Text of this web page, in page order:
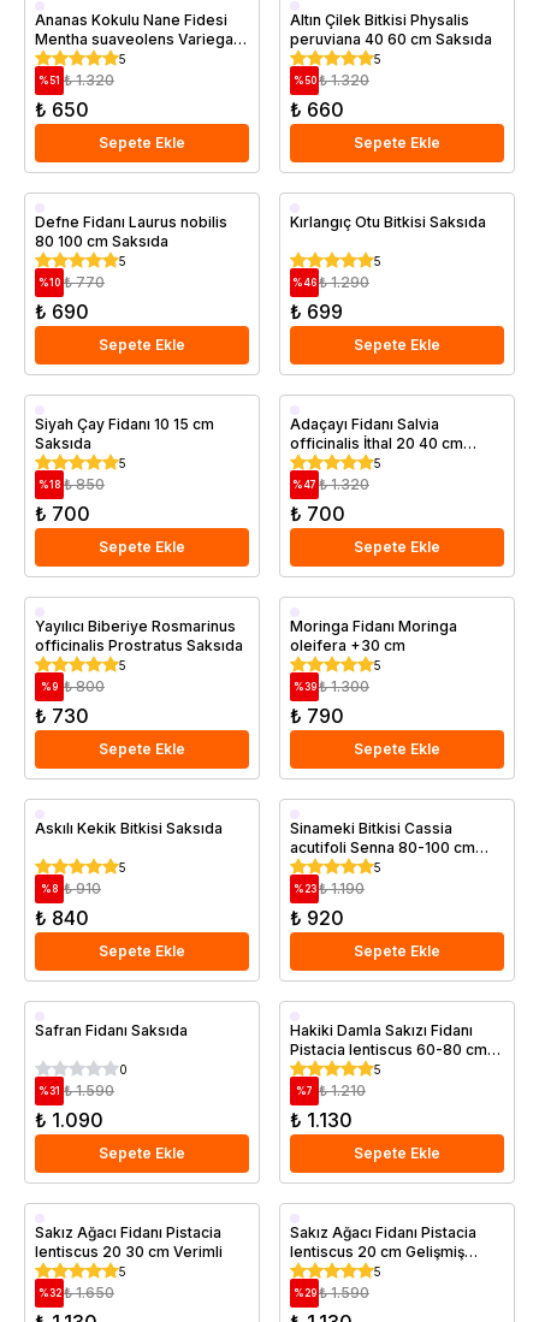
Saksıda
Ananas Kokulu Nane Fidesi
Mentha suaveolens Variegata
Saksıda
5
% 51 ₺ 1.320
₺ 650
Sepete Ekle
Saksıda
Altın Çilek Bitkisi Physalis
peruviana 40 60 cm Saksıda
5
% 50 ₺ 1.320
₺ 660
Sepete Ekle
Saksıda
Defne Fidanı Laurus nobilis
80 100 cm Saksıda
5
%10 ₺ 770
₺ 690
Sepete Ekle
Saksıda
Kırlangıç Otu Bitkisi Saksıda
5
%46 ₺ 1.290
₺ 699
Sepete Ekle
Saksıda
Siyah Çay Fidanı 10 15 cm
Saksıda
5
%18 ₺ 850
₺ 700
Sepete Ekle
Saksıda
Adaçayı Fidanı Salvia
officinalis İthal 20 40 cm
Saksıda
5
%47 ₺ 1.320
₺ 700
Sepete Ekle
Saksıda
Yayılıcı Biberiye Rosmarinus
officinalis Prostratus Saksıda
5
% 9 ₺ 800
₺ 730
Sepete Ekle
Saksıda
Moringa Fidanı Moringa
oleifera +30 cm
5
%39 ₺ 1.300
₺ 790
Sepete Ekle
Saksıda
Askılı Kekik Bitkisi Saksıda
5
% 8 ₺ 910
₺ 840
Sepete Ekle
Saksıda
Sinameki Bitkisi Cassia
acutifoli Senna 80-100 cm
Saksıda
5
%23 ₺ 1.190
₺ 920
Sepete Ekle
Saksıda
Safran Fidanı Saksıda
0
%31 ₺ 1.590
₺ 1.090
Sepete Ekle
Saksıda
Hakiki Damla Sakızı Fidanı
Pistacia lentiscus 60-80 cm
Saksıda
5
%7 ₺ 1.210
₺ 1.130
Sepete Ekle
Saksıda
Sakız Ağacı Fidanı Pistacia
lentiscus 20 30 cm Verimli
5
%32 ₺ 1.650
Saksıda
Sakız Ağacı Fidanı Pistacia
lentiscus 20 cm Gelişmiş
Saksıda
5
%29 ₺ 1.590